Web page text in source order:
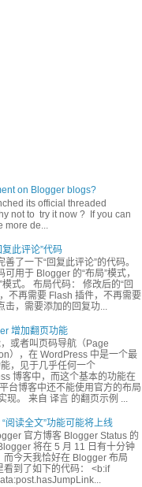
on Blogger blogs?
its official threaded
not to try it now ? If you can
de...
此评论”代码
了一下“回复此评论”的代码。
用于 Blogger 的“布局”模式，
式。 布局代码： 修改后的“回
不再需要 Flash 插件，不再需要
击，需要添加的回复功...
增加翻页功能
或者叫页码导航（Page
），在 WordPress 中是一个最
，见于几乎任何一个
博客中，而这个基本的功能在
台博客中还不能使用官方的布局
现。 来自 译言 的翻页示例 ...
阅读全文”功能可能将上线
官方博客 Blogger Status 的
将在 5 月 11 日有十分钟
而今天我恰好在 Blogger 布局
看到了如下的代码： <b:if